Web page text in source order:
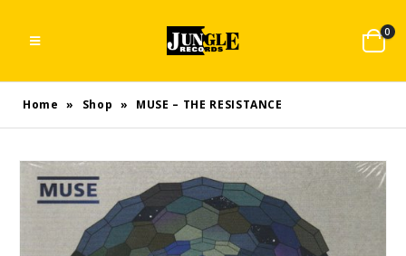
0
Home » Shop » MUSE – THE RESISTANCE